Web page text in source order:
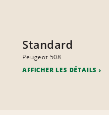
Standard
Peugeot 508
AFFICHER LES DÉTAILS